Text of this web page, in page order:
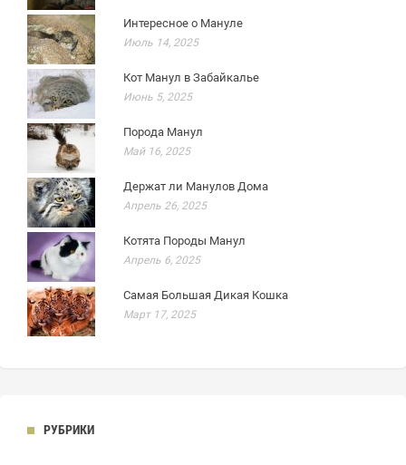
Интересное о Мануле
Июль 14, 2025
Кот Манул в Забайкалье
Июнь 5, 2025
Порода Манул
Май 16, 2025
Держат ли Манулов Дома
Апрель 26, 2025
Котята Породы Манул
Апрель 6, 2025
Самая Большая Дикая Кошка
Март 17, 2025
РУБРИКИ